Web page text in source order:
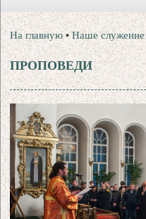
На главную •Наше служение
ПРОПОВЕДИ